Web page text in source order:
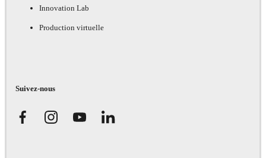
Innovation Lab
Production virtuelle
Suivez-nous